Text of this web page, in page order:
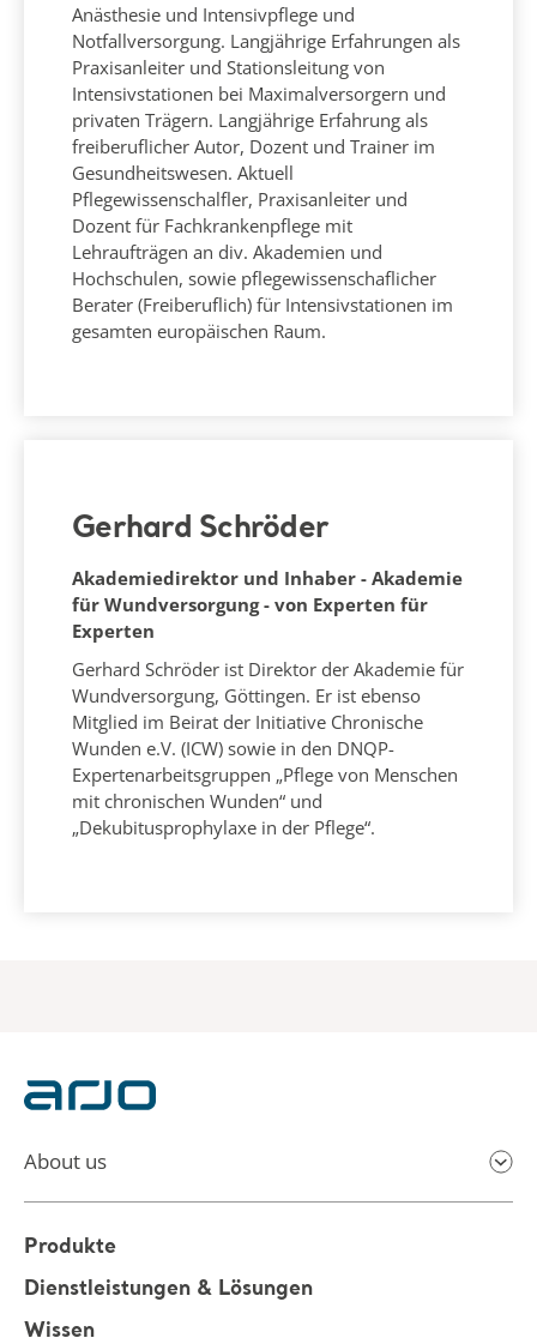
Anästhesie und Intensivpflege und
Notfallversorgung. Langjährige Erfahrungen als
Praxisanleiter und Stationsleitung von
Intensivstationen bei Maximalversorgern und
privaten Trägern. Langjährige Erfahrung als
freiberuflicher Autor, Dozent und Trainer im
Gesundheitswesen. Aktuell
Pflegewissenschalfler, Praxisanleiter und
Dozent für Fachkrankenpflege mit
Lehraufträgen an div. Akademien und
Hochschulen, sowie pflegewissenschaflicher
Berater (Freiberuflich) für Intensivstationen im
gesamten europäischen Raum.
Gerhard Schröder
Akademiedirektor und Inhaber - Akademie
für Wundversorgung - von Experten für
Experten
Gerhard Schröder ist Direktor der Akademie für
Wundversorgung, Göttingen. Er ist ebenso
Mitglied im Beirat der Initiative Chronische
Wunden e.V. (ICW) sowie in den DNQP-
Expertenarbeitsgruppen „Pflege von Menschen
mit chronischen Wunden“ und
„Dekubitusprophylaxe in der Pflege“.
About us
Produkte
Dienstleistungen & Lösungen
Wissen